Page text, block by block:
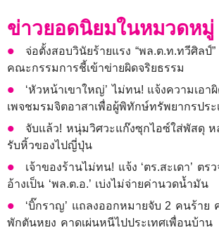
ข่าวยอดนิยมในหมวดหมู่
จ่อตั้งสอบวินัยร้ายแรง “พล.ต.ท.ทวีศิลป์
คณะกรรมการชี้เข้าข่ายผิดจริยธรรม
‘หัวหน้าเขาใหญ่’ ไม่ทน! แจ้งความเอ
เพจชมรมจิตอาสาเพื่อผู้พิทักษ์ทรัพยากรประ
จับแล้ว! หนุ่มวิศวะแก๊งซุกไอซ์ใส่พัสดุ
รับหิ้วของไปญี่ปุ่น
เจ้าของร้านไม่ทน! แจ้ง ‘ตร.สะเดา’ ตร
อ้างเป็น ‘พล.ต.อ.’ เบ่งไม่จ่ายค่านวดน้ำมัน
‘บิ๊กราญ’ แถลงออกหมายจับ 2 คนร้าย
พักตันหยง คาดเผ่นหนีไปประเทศเพื่อนบ้าน